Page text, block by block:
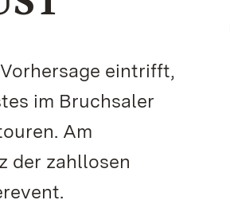
eintrifft,
im Bruchsaler
Am
der zahllosen